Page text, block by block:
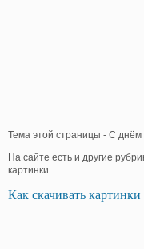
Тема этой страницы - С
На сайте есть и другие
картинки.
Как скачивать